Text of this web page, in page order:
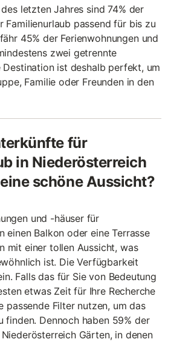
letzten Jahres sind 74% der
Familienurlaub passend für bis zu
45% der Ferienwohnungen und
zwei getrennte
Destination ist deshalb perfekt, um
Familie oder Freunden in den
für
in Niederösterreich
schöne Aussicht?
und -häuser für
einen Balkon oder eine Terrasse
mit einer tollen Aussicht, was
ist. Die Verfügbarkeit
Falls das für Sie von Bedeutung
etwas Zeit für Ihre Recherche
passende Filter nutzen, um das
Dennoch haben 59% der
Gärten, in denen